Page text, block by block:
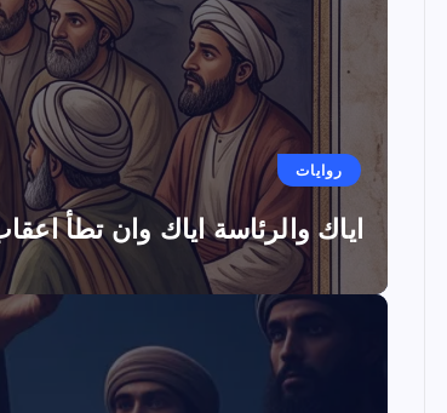
روايات
اياك والرئاسة اياك وان تطأ